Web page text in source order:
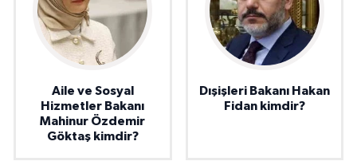
Aile ve Sosyal
Hizmetler Bakanı
Mahinur Özdemir
Göktaş kimdir?
Dışişleri Bakanı Hakan
Fidan kimdir?